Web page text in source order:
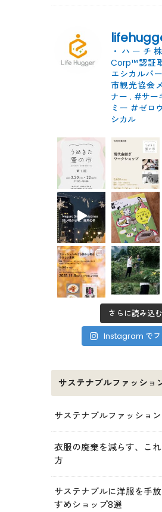
・ハーチ
Corp™認証
エシカルパ
市観光協会
ナー . #サー
ミー #ゼロ
シカル
さらに読み込む
Instagram でフ
サステナブルファッショ
サステナブルファッショ
衣服の廃棄を減らす、こ
方
サステナブルに洋服を手
すめショップ8選